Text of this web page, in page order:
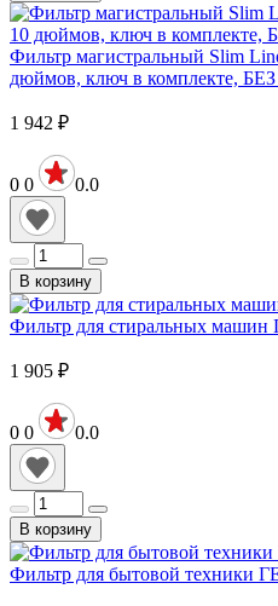
Фильтр магистральный Slim
дюймов, ключ в комплекте,
1 942 ₽
0 0 0.0
В корзину
Фильтр для стиральных машин
1 905 ₽
0 0 0.0
В корзину
Фильтр для бытовой техники